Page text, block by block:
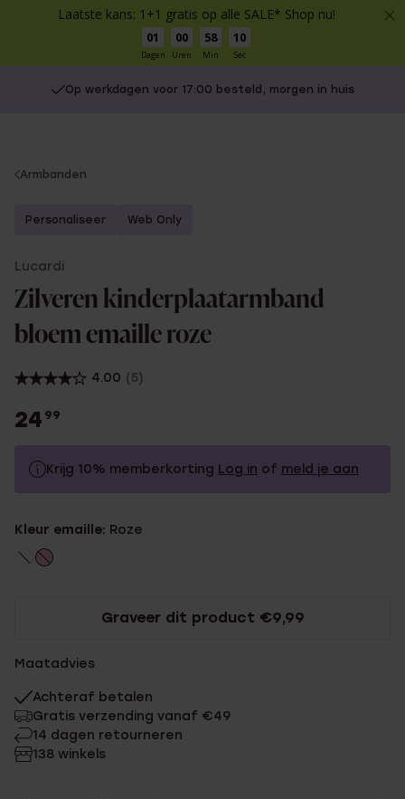
Laatste kans: 1+1 gratis op alle SALE* Shop nu!
01
Dagen
00
Uren
58
Min
10
Sec
Op werkdagen voor 17:00 besteld, morgen in huis
You
here:
Armbanden
Personaliseer Web Only
Lucardi
Zilveren kinderplaatarmband
bloem emaille roze
4.00 (5)
24 99
Krijg 10% memberkorting Log in of meld je aan
Zonder memberkorting
Kleur emaille: Roze
Graveer dit product €9,99
Maatadvies
Achteraf betalen
Gratis verzending vanaf €49
14 dagen retourneren
138 winkels